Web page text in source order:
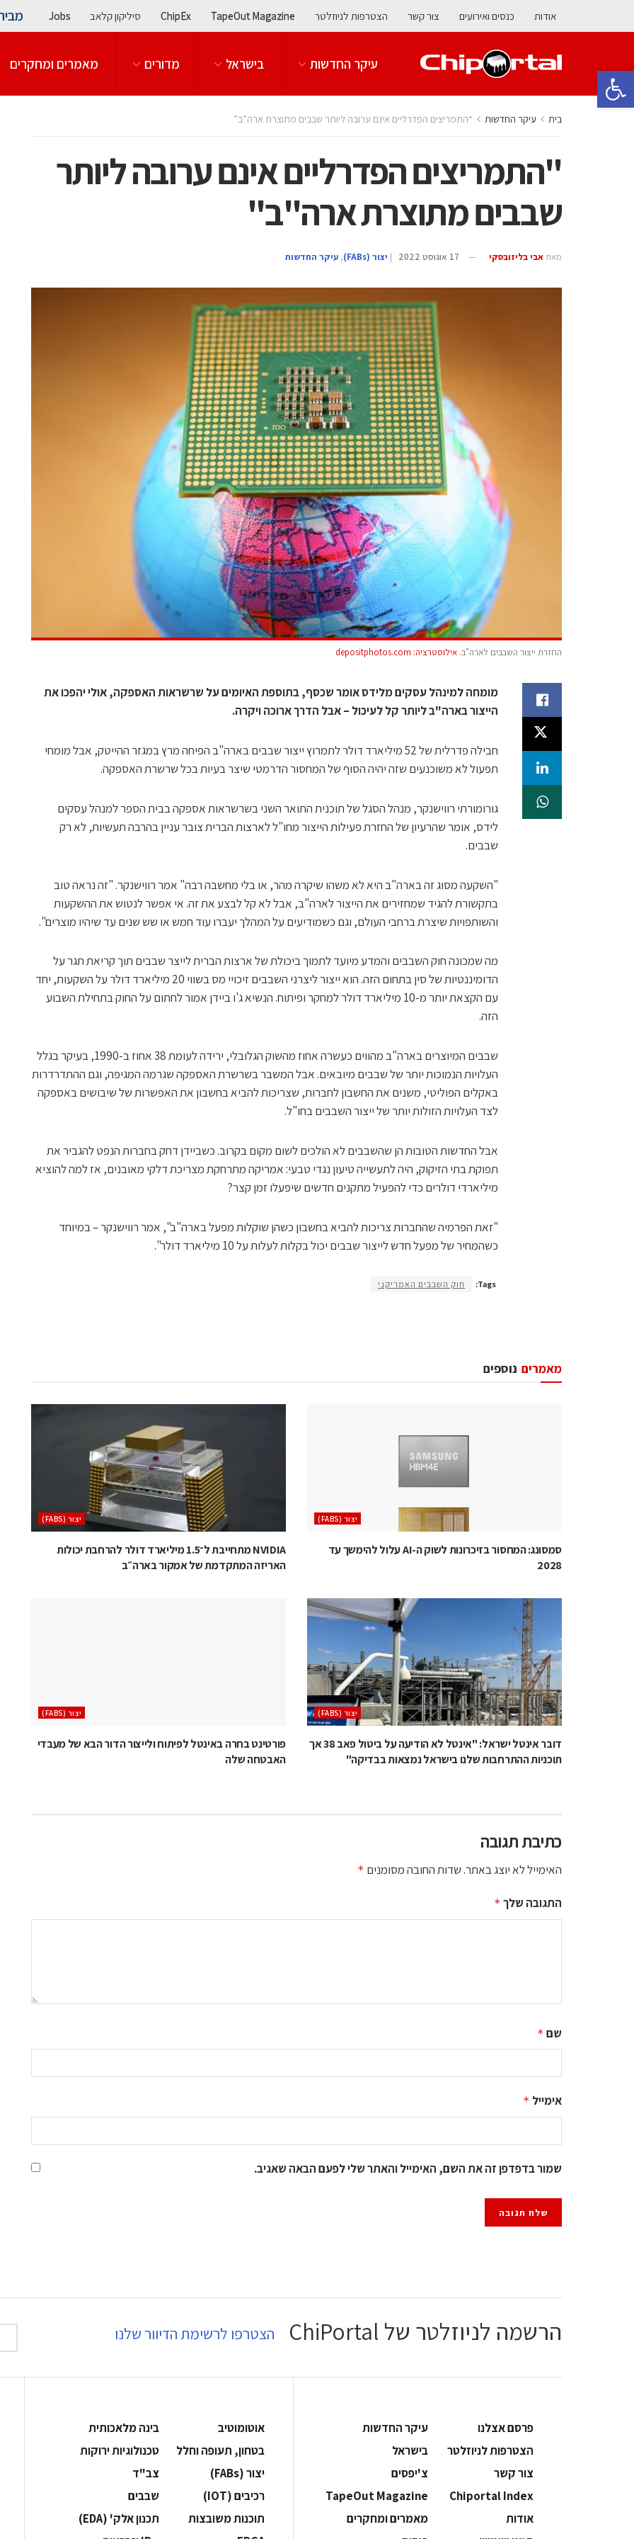
פתח סרגל נגישות
אודות כנסים ואירועים צור קשר הצטרפות לניוזלטר TapeOut Magazine
ChipEx סיליקון קלאב Jobs
עיקר החדשות בישראל מדורים מאמרים ומחקרים
בית עיקר החדשות “התמריצים הפדרליים אינם ערובה ליותר שבבים מתוצרת ארה”ב”
"התמריצים הפדרליים אינם ערובה ליותר
שבבים מתוצרת ארה"ב"
מאת אבי בליזובסקי 17 אוגוסט 2022 | ‫יצור (‪(FABs‬‬ , עיקר החדשות
החזרת ייצור השבבים לארה"ב. אילוסטרציה: depositphotos.com
מומחה למינהל עסקים מלידס אומר שכסף, בתוספת האיומים על שרשראות האספקה, אולי יהפכו את
הייצור בארה"ב ליותר קל לעיכול – אבל הדרך ארוכה ויקרה.
חבילה פדרלית של 52 מיליארד דולר לתמרוץ ייצור שבבים בארה"ב הפיחה מרץ במגזר ההייטק, אבל מומחי
תפעול לא משוכנעים שזה יהיה הסוף של המחסור הדרמטי שיצר בעיות בכל שרשרת האספקה.
גורומורתי רווישנקר, מנהל הסגל של תוכנית התואר השני בשרשראות אספקה בבית הספר למנהל עסקים
לידס, אומר שהרעיון של החזרת פעילות הייצור מחו"ל לארצות הברית צובר עניין בהרבה תעשיות, לא רק
שבבים.
"השקעה מסוג זה בארה"ב היא לא משהו שיקרה מהר, או בלי מחשבה רבה" אמר רווישנקר. "זה נראה טוב
בתקשורת להגיד שמחזירים את הייצור לארה"ב, אבל לא קל לבצע את זה. אי אפשר לנטוש את ההשקעות
והשותפויות שיצרת ברחבי העולם, וגם כשמודיעים על המהלך יעברו עוד חמש או שש שנים עד שיהיו מוצרים".
מה שמכונה חוק השבבים והמדע מיועד לתמוך ביכולת של ארצות הברית לייצר שבבים תוך קריאת תגר על
הדומיננטיות של סין בתחום הזה. הוא ייצור ליצרני השבבים זיכויי מס בשווי 20 מיליארד דולר על השקעות, יחד
עם הקצאת יותר מ-10 מיליארד דולר למחקר ופיתוח. הנשיא ג'ו ביידן אמור לחתום על החוק בתחילת השבוע
הזה.
שבבים המיוצרים בארה"ב מהווים כעשרה אחוז מהשוק הגלובלי, ירידה לעומת 38 אחוז ב-1990, בעיקר בגלל
העלויות הנמוכות יותר של שבבים מיובאים. אבל המשבר בשרשרת האספקה שגרמה המגיפה, וגם ההתדרדרות
באקלים הפוליטי, משנים את החשבון לחברות, שצריכות להביא בחשבון את האפשרות של שיבושים באספקה
לצד העלויות הזולות יותר של ייצור השבבים בחו"ל.
אבל החדשות הטובות הן שהשבבים לא הולכים לשום מקום בקרוב. כשביידן דחק בחברות הנפט להגביר את
תפוקת בתי הזיקוק, היה לתעשייה טיעון נגדי טבעי: אמריקה מתרחקת מצריכת דלקי מאובנים, אז למה להוציא
מיליארדי דולרים כדי להפעיל מתקנים חדשים שיפעלו זמן קצר?
"זאת הפרמיה שהחברות צריכות להביא בחשבון כשהן שוקלות מפעל בארה"ב", אמר רווישנקר – במיוחד
כשהמחיר של מפעל חדש לייצור שבבים יכול בקלות לעלות על 10 מיליארד דולר".
Tags: חוק השבבים האמריקני
נוספים מאמרים
‫יצור (‪(FABS‬‬
סמסונג: המחסור בזיכרונות לשוק ה-AI עלול להימשך עד
2028
‫יצור (‪(FABS‬‬
NVIDIA מתחייבת ל־1.5 מיליארד דולר להרחבת יכולות
האריזה המתקדמת של אמקור בארה״ב
‫יצור (‪(FABS‬‬
דובר אינטל ישראל: "אינטל לא הודיעה על ביטול פאב 38 אך
תוכניות ההתרחבות שלנו בישראל נמצאות בבדיקה"
‫יצור (‪(FABS‬‬
פורטינט בחרה באינטל לפיתוח ולייצור הדור הבא של מעבדי
האבטחה שלה
כתיבת תגובה
האימייל לא יוצג באתר.שדות החובה מסומנים *
התגובה שלך *
שם *
אימייל *
שמור בדפדפן זה את השם, האימייל והאתר שלי לפעם הבאה שאגיב.
הרשמה לניוזלטר של ChiPortal הצטרפו לרשימת הדיוור שלנו
פרסם אצלנו
עיקר החדשות
הצטרפות לניוזלטר
בישראל
צור קשר
צ'יפסים
Chiportal Index
TapeOut Magazine
אודות
מאמרים ומחקרים
אוטומוטיב
בינה מלאכותית
בטחון, תעופה וחלל
‫טכנולוגיות ירוקות‬
‫יצור (‪(FABs‬‬
‫צב"ד‬
‫רכיבים‬ (IOT)
‫שבבים‬
‫תוכנות משובצות‬
‫תכנון אלק' (‪(EDA‬‬